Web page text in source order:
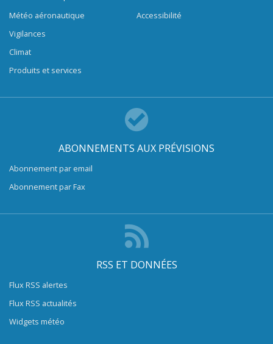
Météo aéronautique
Vigilances
Climat
Produits et services
Accessibilité
ABONNEMENTS AUX PRÉVISIONS
Abonnement par email
Abonnement par Fax
RSS ET DONNÉES
Flux RSS alertes
Flux RSS actualités
Widgets météo